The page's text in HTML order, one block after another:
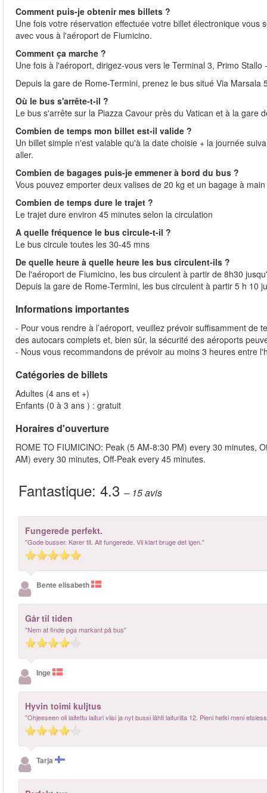
Comment puis-je obtenir mes billets ?
Une fois votre réservation effectuée votre billet électronique
avec vous à l'aéroport de Fiumicino.
Comment ça marche ?
Une fois à l'aéroport, dirigez-vous vers le Terminal 3, Primo
Depuis la gare de Rome-Termini, prenez le bus situé Via Marsala
Où le bus s'arrête-t-il ?
Le bus s'arrête sur la Piazza Cavour près du Vatican et à la gare
Combien de temps mon billet est-il valide ?
Un billet simple n'est valable qu'à la date choisie + la journée
aller.
Combien de bagages puis-je emmener à bord du bus ?
Vous pouvez emporter deux valises de 20 kg et un bagage à
Combien de temps dure le trajet ?
Le trajet dure environ 45 minutes selon la circulation
A quelle fréquence le bus circule-t-il ?
Le bus circule toutes les 30-45 mns
De quelle heure à quelle heure les bus circulent-ils ?
De l'aéroport de Fiumicino, les bus circulent à partir de 8h30
Depuis la gare de Rome-Termini, les bus circulent à partir 5 h 10
Informations importantes
- Pour vous rendre à l’aéroport, veuillez prévoir suffisamment de
des autocars complets et, bien sûr, la sécurité des aéroports
- Nous vous recommandons de prévoir au moins 3 heures entre
Catégories de billets
Adultes (4 ans et +)
Enfants (0 à 3 ans ) : gratuit
Horaires d'ouverture
ROME TO FIUMICINO: Peak (5 AM-8:30 PM) every 30 minutes,
AM) every 30 minutes, Off-Peak every 45 minutes.
Fantastique: 4.3 – 15avis
Fungerede perfekt.
"Gode busser. Kører tit. Alt fungerede. Vil klart bruge det igen."
Bente elisabeth
Går til tiden
"Nem at finde pga markant på bus"
Inge
Hyvin toimi kuljtus
"Ohjeeseen oli laitettu laituri viisi ja nyt bussi lähti laiturilta 12. Pieni hetki meni
Tarja